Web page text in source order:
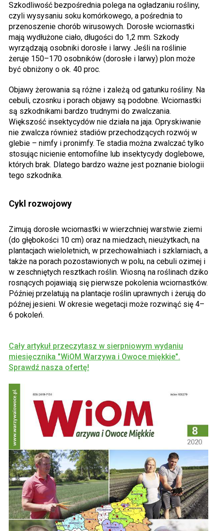
Szkodliwość bezpośrednia polega na ogładzaniu rośliny,
czyli wysysaniu soku komórkowego, a pośrednia to
przenoszenie chorób wirusowych. Dorosłe wciornastki
mają wydłużone ciało, długości do 1,2 mm. Szkody
wyrządzają osobniki dorosłe i larwy. Jeśli na roślinie
żeruje 150–170 osobników (dorosłe i larwy) plon może
być obniżony o ok. 40 proc.
Objawy żerowania są różne i zależą od gatunku rośliny. Na
cebuli, czosnku i porach objawy są podobne. Wciornastki
są szkodnikami bardzo trudnymi do zwalczania.
Większość insektycydów nie działa na jaja. Opryskiwanie
nie zwalcza również stadiów przechodzących rozwój w
glebie – nimfy i pronimfy. Te stadia można zwalczać tylko
stosując nicienie entomofilne lub insektycydy doglebowe,
których brak. Dlatego bardzo ważne jest poznanie biologii
tego szkodnika.
Cykl rozwojowy
Zimują dorosłe wciornastki w wierzchniej warstwie ziemi
(do głębokości 10 cm) oraz na miedzach, nieużytkach, na
plantacjach wieloletnich, w przechowalniach i szklarniach, a
także na porach pozostawionych w polu, na cebuli ozimej i
w zeschniętych resztkach roślin. Wiosną na roślinach dziko
rosnących pojawiają się pierwsze pokolenia wciornastków.
Później przelatują na plantacje roślin uprawnych i żerują do
późnej jesieni. W okresie wegetacji może rozwinąć się 4–
6 pokoleń.
Cały artykuł przeczytasz w sierpniowym wydaniu
miesięcznika "WiOM Warzywa i Owoce miękkie".
Sprawdź nasza ofertę!